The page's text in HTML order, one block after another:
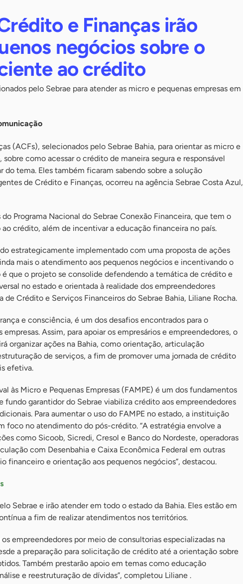
e Finanças irão
negócios sobre o
ao crédito
pelo Sebrae para atender as micro e pequenas empresas em
(ACFs), selecionados pelo Sebrae Bahia, para orientar as micro e
sobre como acessar o crédito de maneira segura e responsável
tema. Eles também ficaram sabendo sobre a solução
de Crédito e Finanças, ocorreu na agência Sebrae Costa Azul,
Programa Nacional do Sebrae Conexão Financeira, que tem o
crédito, além de incentivar a educação financeira no país.
estrategicamente implementado com uma proposta de ações
mais o atendimento aos pequenos negócios e incentivando o
que o projeto se consolide defendendo a temática de crédito e
no estado e orientada à realidade dos empreendedores
de Crédito e Serviços Financeiros do Sebrae Bahia, Liliane Rocha.
e consciência, é um dos desafios encontrados para o
Assim, para apoiar os empresários e empreendedores, o
organizar ações na Bahia, como orientação, articulação
de serviços, a fim de promover uma jornada de crédito
efetiva.
às Micro e Pequenas Empresas (FAMPE) é um dos fundamentos
fundo garantidor do Sebrae viabiliza crédito aos empreendedores
Para aumentar o uso do FAMPE no estado, a instituição
foco no atendimento do pós-crédito. “A estratégia envolve a
como Sicoob, Sicredi, Cresol e Banco do Nordeste, operadoras
com Desenbahia e Caixa Econômica Federal em outras
financeiro e orientação aos pequenos negócios”, destacou.
Sebrae e irão atender em todo o estado da Bahia. Eles estão em
a fim de realizar atendimentos nos territórios.
empreendedores por meio de consultorias especializadas na
a preparação para solicitação de crédito até a orientação sobre
Também prestarão apoio em temas como educação
e reestruturação de dívidas”, completou Liliane .